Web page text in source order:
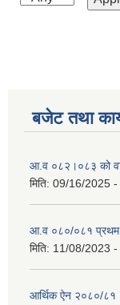
बजेट तथा
आ.व ०८२।०८३ को
मिति: 09/16/2025 -
आ.व ०८०/०८१ प्रथम
मिति: 11/08/2023
आर्थिक ऐन २०८०/८१